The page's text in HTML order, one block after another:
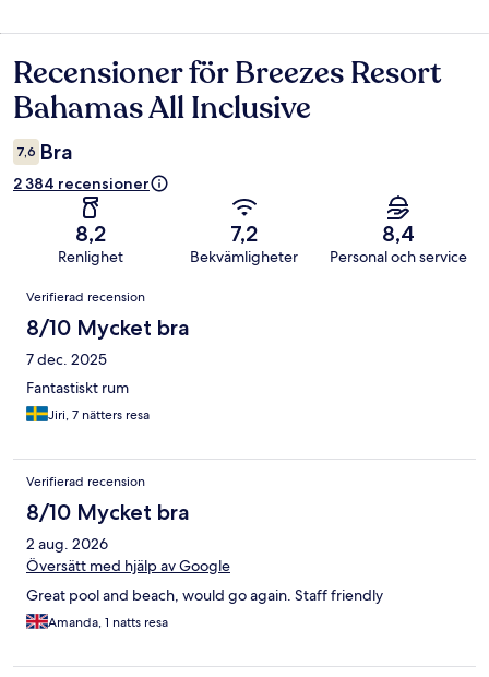
Recensioner
Recensioner för Breezes Resort
Bahamas All Inclusive
7,6 Bra
2 384 recensioner
8,2
Renlighet
7,2
Bekvämligheter
8,4
Personal och service
Recensioner
Verifierad recension
8/10 Mycket bra
7 dec. 2025
Fantastiskt rum
Jiri, 7 nätters resa
Verifierad recension
8/10 Mycket bra
2 aug. 2026
Översätt med hjälp av Google
Great pool and beach, would go again. Staff friendly
Amanda, 1 natts resa